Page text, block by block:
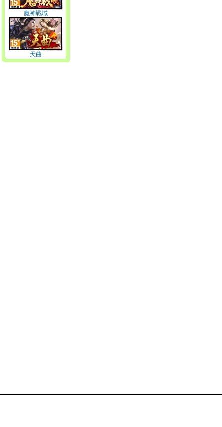
魔神戰域
天曲